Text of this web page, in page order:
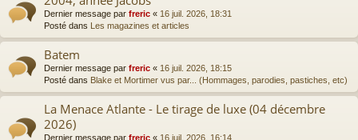
Dernier message par freric « 16 juil. 2026, 18:31
Posté dans Les magazines et articles
Batem
Dernier message par freric « 16 juil. 2026, 18:15
Posté dans Blake et Mortimer vus par... (Hommages, parodies, pastiches, etc)
La Menace Atlante - Le tirage de luxe (04 décembre
2026)
Dernier message par freric « 16 juil. 2026, 16:14